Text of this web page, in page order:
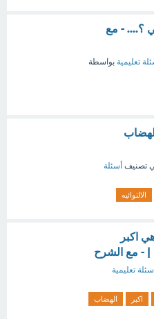
؟.... - مع
تعليمية بواسطة
تصنيف أسئلة
الالتوائيه
اكبر
- مع الشرح
أسئلة تعليمية
اكبر
الهضاب